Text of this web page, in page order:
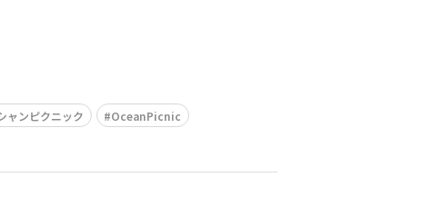
ャンピクニック OceanPicnic